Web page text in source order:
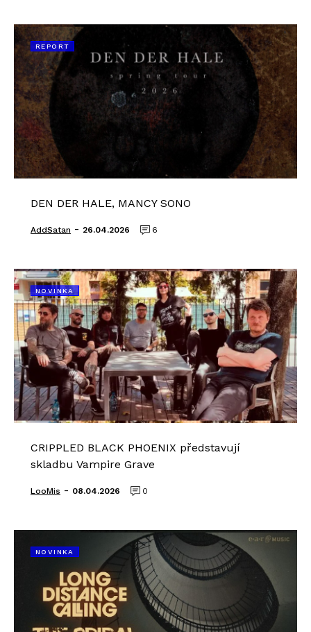
REPORT
DEN DER HALE, MANCY SONO
AddSatan - 26.04.2026 6
NOVINKA
CRIPPLED BLACK PHOENIX představují
skladbu Vampire Grave
LooMis - 08.04.2026 0
NOVINKA